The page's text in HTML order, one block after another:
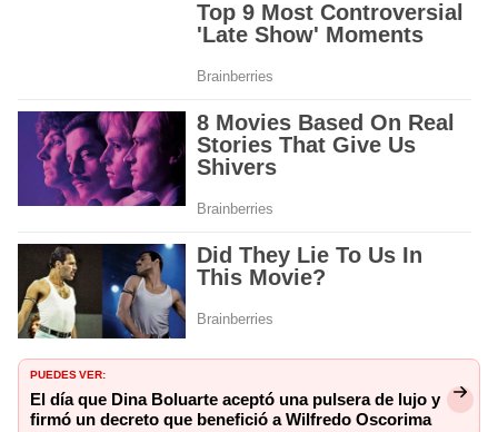
PUEDES VER:
El día que Dina Boluarte aceptó una pulsera de lujo y
firmó un decreto que benefició a Wilfredo Oscorima